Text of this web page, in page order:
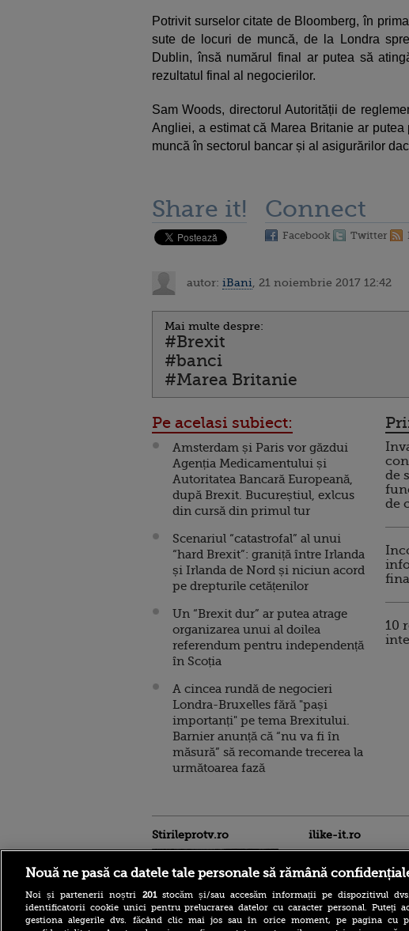
Potrivit surselor citate de Bloomberg, în
sute de locuri de muncă, de la Londra
Dublin, însă numărul final ar putea să
rezultatul final al negocierilor.
Sam Woods, directorul Autorității de
Angliei, a estimat că Marea Britanie ar
muncă în sectorul bancar și al asigurărilor
Share it! Connect
Facebook Twitter
autor: iBani , 21 noiembrie 2017 12:42
Mai multe despre:
#Brexit
#banci
#Marea Britanie
Pe acelasi subiect:
Amsterdam și Paris vor găzdui
Agenția Medicamentului și
Autoritatea Bancară Europeană,
după Brexit. Bucureștiul, exlcus
din cursă din primul tur
Scenariul “catastrofal” al unui
“hard Brexit”: graniță între Irlanda
și Irlanda de Nord și niciun acord
pe drepturile cetățenilor
Un “Brexit dur” ar putea atrage
organizarea unui al doilea
referendum pentru independență
în Scoția
A cincea rundă de negocieri
Londra-Bruxelles fără "pași
importanți" pe tema Brexitului.
Barnier anunță că “nu va fi în
măsură” să recomande trecerea la
următoarea fază
de
de
10
Stirileprotv.ro ilike-it.ro
Nouă ne pasă ca datele tale personale să rămână
Noi și partenerii noștri 201stocăm și/sau accesăm informații pe dispozitivul
identificatorii cookie unici pentru prelucrarea datelor cu caracter personal. Puteți
gestiona alegerile dvs. făcând clic mai jos sau în orice moment, pe pagina cu